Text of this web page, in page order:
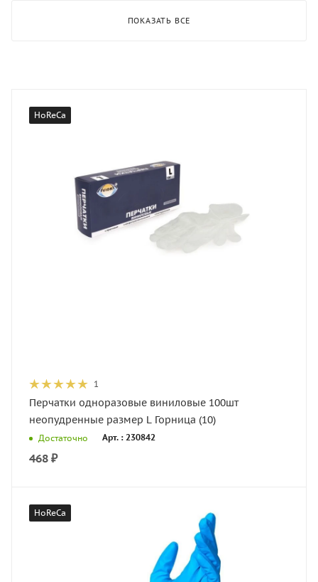
ПОКАЗАТЬ ВСЕ
HoReCa
1
Перчатки одноразовые виниловые 100шт
неопудренные размер L Горница (10)
Достаточно Арт. : 230842
468 ₽
HoReCa